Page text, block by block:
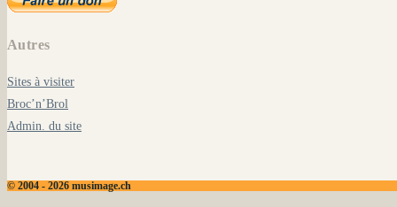
Autres
Sites à visiter
Broc’n’Brol
Admin. du site
© 2004 - 2026 musimage.ch